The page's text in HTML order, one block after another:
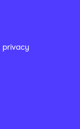
privacy